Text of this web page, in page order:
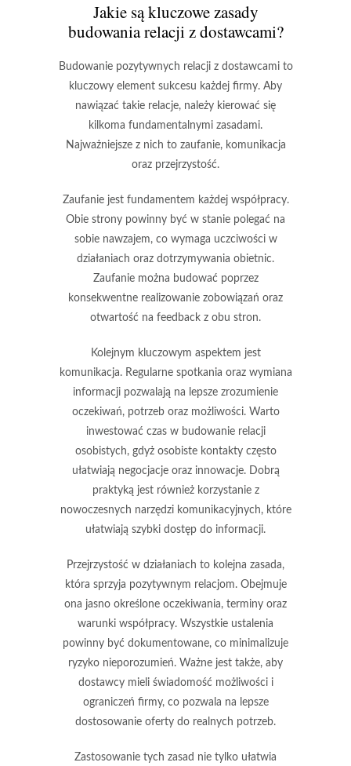
Jakie są kluczowe zasady
budowania relacji z dostawcami?
Budowanie pozytywnych relacji z dostawcami to
kluczowy element sukcesu każdej firmy. Aby
nawiązać takie relacje, należy kierować się
kilkoma fundamentalnymi zasadami.
Najważniejsze z nich to zaufanie, komunikacja
oraz przejrzystość.
Zaufaniejest fundamentem każdej współpracy.
Obie strony powinny być w stanie polegać na
sobie nawzajem, co wymaga uczciwości w
działaniach oraz dotrzymywania obietnic.
Zaufanie można budować poprzez
konsekwentne realizowanie zobowiązań oraz
otwartość na feedback z obu stron.
Kolejnym kluczowym aspektem jest
komunikacja. Regularne spotkania oraz wymiana
informacji pozwalają na lepsze zrozumienie
oczekiwań, potrzeb oraz możliwości. Warto
inwestować czas w budowanie relacji
osobistych, gdyż osobiste kontakty często
ułatwiają negocjacje oraz innowacje. Dobrą
praktyką jest również korzystanie z
nowoczesnych narzędzi komunikacyjnych, które
ułatwiają szybki dostęp do informacji.
Przejrzystość w działaniach to kolejna zasada,
która sprzyja pozytywnym relacjom. Obejmuje
ona jasno określone oczekiwania, terminy oraz
warunki współpracy. Wszystkie ustalenia
powinny być dokumentowane, co minimalizuje
ryzyko nieporozumień. Ważne jest także, aby
dostawcy mieli świadomość możliwości i
ograniczeń firmy, co pozwala na lepsze
dostosowanie oferty do realnych potrzeb.
Zastosowanie tych zasad nie tylko ułatwia